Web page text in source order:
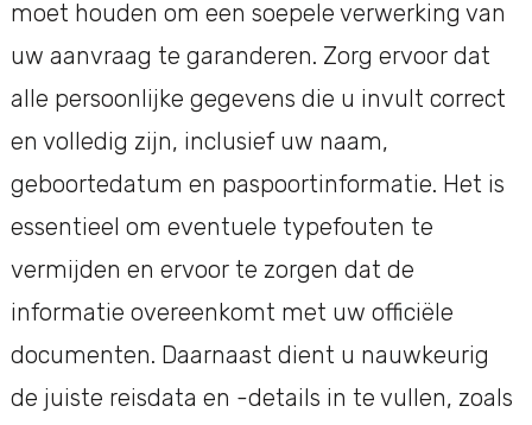
moet houden om een soepele verwerking van
uw aanvraag te garanderen. Zorg ervoor dat
alle persoonlijke gegevens die u invult correct
en volledig zijn, inclusief uw naam,
geboortedatum en paspoortinformatie. Het is
essentieel om eventuele typefouten te
vermijden en ervoor te zorgen dat de
informatie overeenkomt met uw officiële
documenten. Daarnaast dient u nauwkeurig
de juiste reisdata en -details in te vullen, zoals